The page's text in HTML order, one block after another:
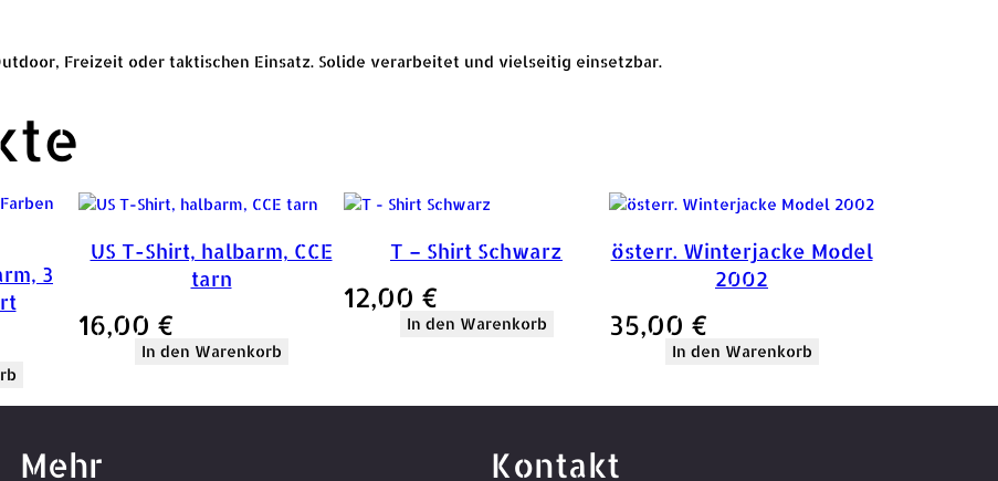
Freizeit oder taktischen Einsatz. Solide verarbeitet und vielseitig einsetzbar.
3
US T-Shirt, halbarm, CCE
tarn
16,00 €
In den Warenkorb
T – Shirt Schwarz
12,00 €
In den Warenkorb
österr. Winterjacke Model
2002
35,00 €
In den Warenkorb
Mehr Kontakt